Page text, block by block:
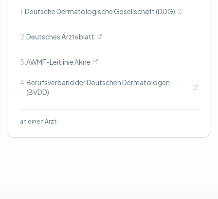
1. Deutsche Dermatologische Gesellschaft (DDG)
2. Deutsches Ärzteblatt
3. AWMF-Leitlinie Akne
4 Berufsverband der Deutschen Dermatologen
(BVDD)
an einen Arzt.